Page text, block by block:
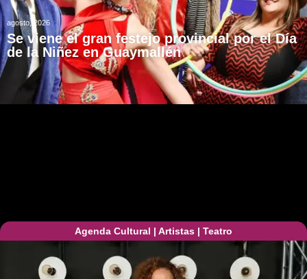
agosto, 2026
Se viene el gran festejo provincial por el Día
de la Niñez en Guaymallén
Agenda Cultural | Artistas | Teatro